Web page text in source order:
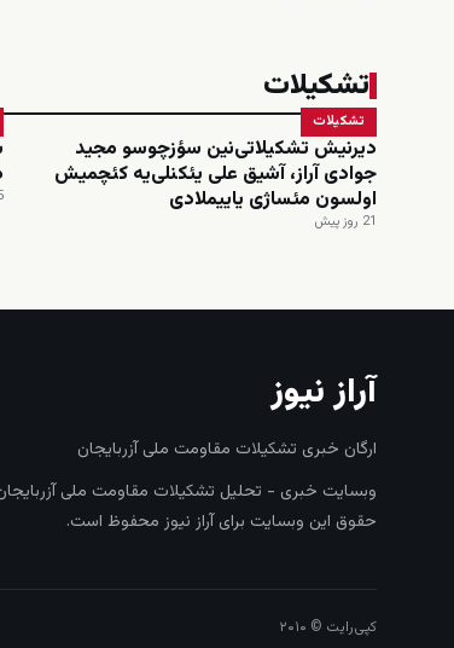
تشکیلات
تشکیلات
دیرنیش تشکیلاتی‌نین سؤزچوسو مجید
جوادی آراز، آشیق علی یئکنلی‌یه کئچمیش
اولسون مئساژی یاییملادی
21 روز پیش
آراز نیوز
ارگان خبری تشکیلات مقاومت ملی آزربایجان
وبسایت خبری - تحلیل تشکیلات مقاومت ملی
حقوق این وبسایت برای آراز نیوز محفوظ است.
کپی‌رایت © ۲۰۱۰